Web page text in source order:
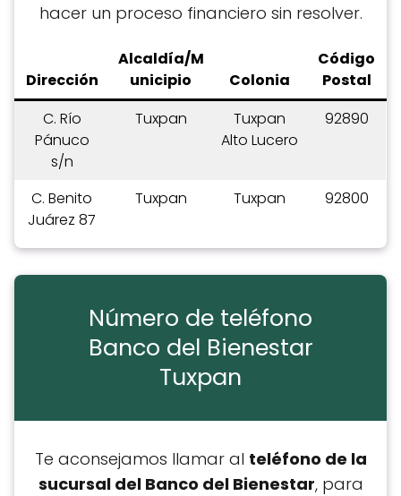
hacer un proceso financiero sin resolver.
Dirección
Alcaldía/M
unicipio
Colonia
Código
Postal
C. Río
Pánuco
s/n
Tuxpan
Tuxpan
Alto Lucero
92890
C. Benito
Juárez 87
Tuxpan Tuxpan 92800
Número de teléfono
Banco del Bienestar
Tuxpan
Te aconsejamos llamar al teléfono de la
sucursal del Banco del Bienestar, para